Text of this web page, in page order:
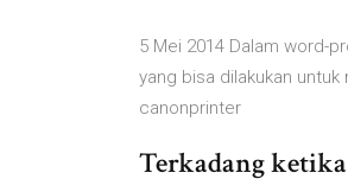
5 Mei 2014 Dalam word-
yang bisa dilakukan
canonprinter
Terkadang